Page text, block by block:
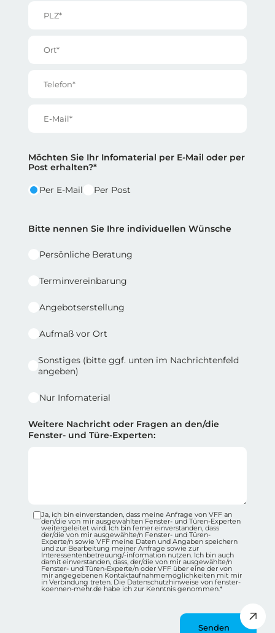
Reihe 2
Reihe 2 | Spalte 1
Möchten Sie Ihr Infomaterial per E-Mail oder per
Post erhalten?*
Per E-Mail Per Post
Reihe 2 | Spalte 2
Bitte nennen Sie Ihre individuellen Wünsche
Persönliche Beratung
Terminvereinbarung
Angebotserstellung
Aufmaß vor Ort
Sonstiges (bitte ggf. unten im Nachrichtenfeld
angeben)
Nur Infomaterial
Weitere Nachricht oder Fragen an den/die
Fenster- und Türe-Experten:
Datenschutz-Checkbox Container
Ja, ich bin einverstanden, dass meine Anfrage von VFF an
den/die von mir ausgewählten Fenster- und Türen-Experten
weitergeleitet wird. Ich bin ferner einverstanden, dass
der/die von mir ausgewählte/n Fenster- und Türen-
Experte/n sowie VFF meine Daten und Angaben speichern
und zur Bearbeitung meiner Anfrage sowie zur
Interessentenbetreuung/-information nutzen. Ich bin auch
damit einverstanden, dass, der/die von mir ausgewählte/n
Fenster- und Türen-Experte/n oder VFF über eine der von
mir angegebenen Kontaktaufnahmemöglichkeiten mit mir
in Verbindung treten. Die Datenschutzhinweise von fenster-
koennen-mehr.de habe ich zur Kenntnis genommen.*